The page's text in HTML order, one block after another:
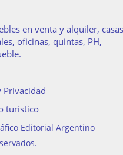
en venta y alquiler,
oficinas, quintas, PH,
Privacidad
turístico
Editorial Argentino